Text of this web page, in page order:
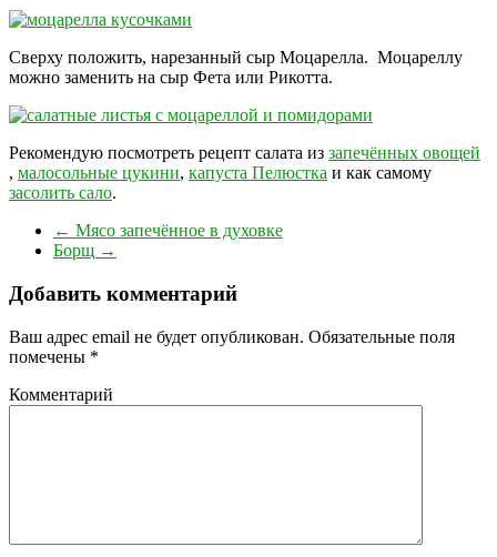
Сверху положить, нарезанный сыр Моцарелла. Моцареллу
можно заменить на сыр Фета или Рикотта.
Рекомендую посмотреть рецепт салата из запечённых овощей
, малосольные цукини, капуста Пелюстка и как самому
засолить сало.
← Мясо запечённое в духовке
Борщ →
Добавить комментарий
Ваш адрес email не будет опубликован. Обязательные поля
помечены *
Комментарий